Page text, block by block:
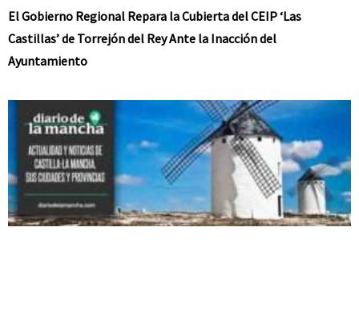
El Gobierno Regional Repara la Cubierta del CEIP ‘Las
Castillas’ de Torrejón del Rey Ante la Inacción del
Ayuntamiento